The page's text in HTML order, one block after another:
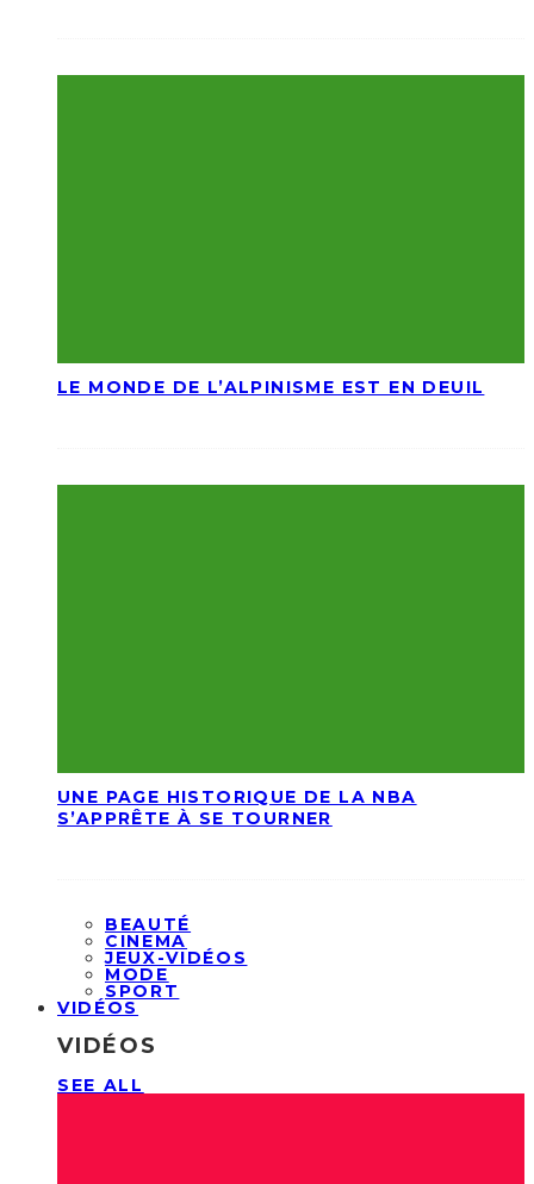
LE MONDE DE L’ALPINISME EST EN DEUIL
UNE PAGE HISTORIQUE DE LA NBA
S’APPRÊTE À SE TOURNER
BEAUTÉ
CINEMA
JEUX-VIDÉOS
MODE
SPORT
VIDÉOS
VIDÉOS
SEE ALL